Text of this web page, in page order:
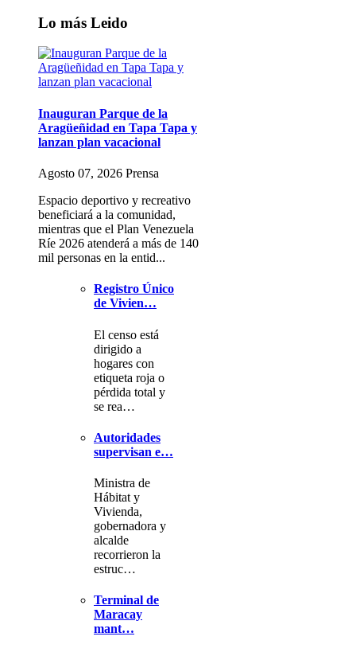
Lo más Leido
Inauguran Parque de la
Aragüeñidad en Tapa Tapa y
lanzan plan vacacional
Agosto 07, 2026 Prensa
Espacio deportivo y recreativo
beneficiará a la comunidad,
mientras que el Plan Venezuela
Ríe 2026 atenderá a más de 140
mil personas en la entid...
Registro Único
de Vivien…
El censo está
dirigido a
hogares con
etiqueta roja o
pérdida total y
se rea…
Autoridades
supervisan e…
Ministra de
Hábitat y
Vivienda,
gobernadora y
alcalde
recorrieron la
estruc…
Terminal de
Maracay
mant…